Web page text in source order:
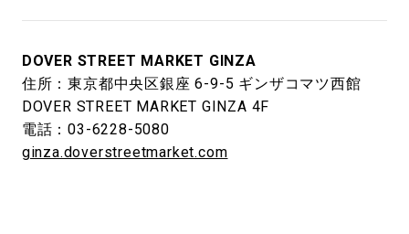
DOVER STREET MARKET GINZA
住所：東京都中央区銀座 6-9-5 ギンザコマツ西館
DOVER STREET MARKET GINZA 4F
電話：03-6228-5080
ginza.doverstreetmarket.com